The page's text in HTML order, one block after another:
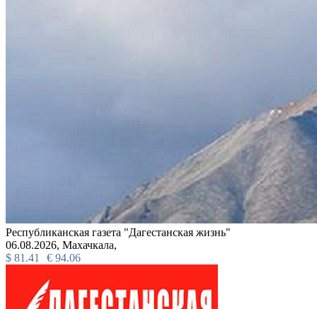
Республиканская газета "Дагестанская жизнь"
06.08.2026, Махачкала,
$ 81.41 € 94.06